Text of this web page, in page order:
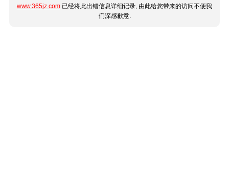
www.365jz.com 已经将此出错信息详细记录, 由此给您带来的访问不便我
们深感歉意.